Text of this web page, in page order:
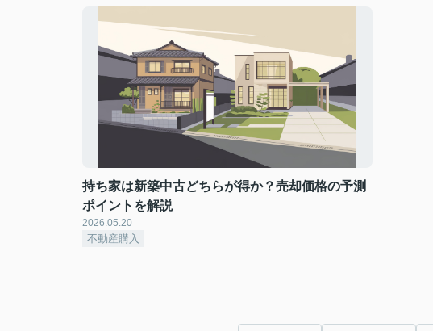
持ち家は新築中古どちらが得か？売却価格の予測
ポイントを解説
2026.05.20
不動産購入